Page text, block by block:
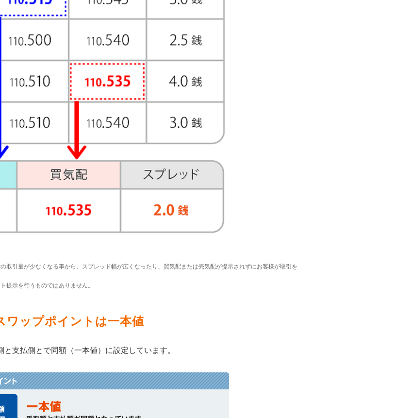
取引量が少なくなる事から、スプレッド幅が広くなったり、買気配または売気配が提示されずにお客様が取引を
提示を行うものではありません。
ワップポイントは一本値
支払側とで同額（一本値）に設定しています。